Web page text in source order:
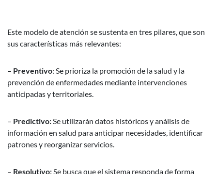
Este modelo de atención se sustenta en tres pilares, que son
sus características más relevantes:
– Preventivo: Se prioriza la promoción de la salud y la
prevención de enfermedades mediante intervenciones
anticipadas y territoriales.
– Predictivo:Se utilizarán datos históricos y análisis de
información en salud para anticipar necesidades, identificar
patrones y reorganizar servicios.
– Resolutivo:Se busca que el sistema responda de forma